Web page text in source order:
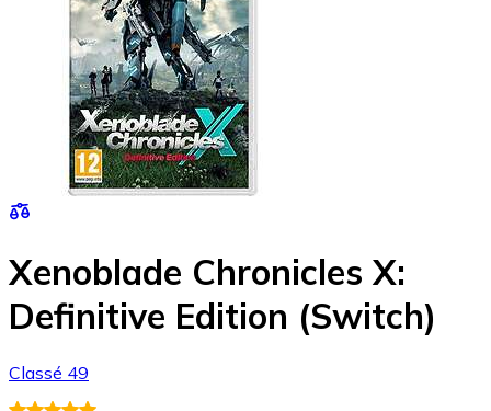
Xenoblade Chronicles X:
Definitive Edition (Switch)
Classé 49